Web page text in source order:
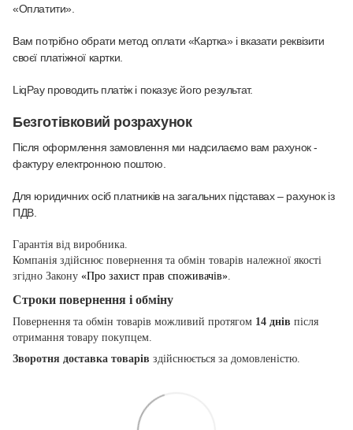
«Оплатити».
Вам потрібно обрати метод оплати «Картка» і вказати реквізити
своєї платіжної картки.
LiqPay проводить платіж і показує його результат.
Безготівковий розрахунок
Після оформлення замовлення ми надсилаємо вам рахунок -
фактуру електронною поштою.
Для юридичних осіб платників на загальних підставах – рахунок із
ПДВ.
Гарантія від виробника.
Компанія здійснює повернення та обмін товарів належної якості
згідно Закону «Про захист прав споживачів»
Строки повернення і обміну
Повернення та обмін товарів можливий протягом 14 днів після
отримання товару покупцем.
Зворотня доставка товарів здійснюється за домовленістю.